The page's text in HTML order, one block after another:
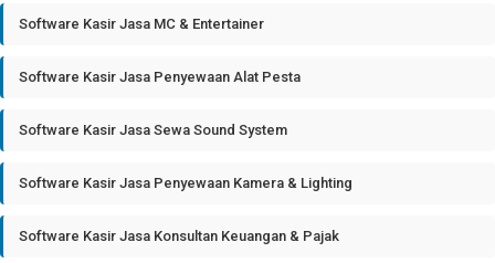
Software Kasir Jasa MC & Entertainer
Software Kasir Jasa Penyewaan Alat Pesta
Software Kasir Jasa Sewa Sound System
Software Kasir Jasa Penyewaan Kamera & Lighting
Software Kasir Jasa Konsultan Keuangan & Pajak